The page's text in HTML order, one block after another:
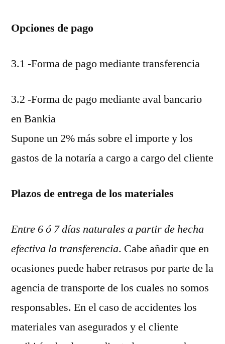
Opciones de pago
3.1 -Forma de pago mediante transferencia
3.2 -Forma de pago mediante aval bancario
en Bankia
Supone un 2% más sobre el importe y los
gastos de la notaría a cargo a cargo del cliente
Plazos de entrega de los materiales
Entre 6 ó 7 días naturales a partir de hecha
efectiva la transferencia. Cabe añadir que en
ocasiones puede haber retrasos por parte de la
agencia de transporte de los cuales no somos
responsables. En el caso de accidentes los
materiales van asegurados y el cliente